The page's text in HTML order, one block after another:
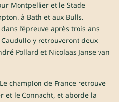
Montpellier et le Stade
à Bath et aux Bulls,
l’épreuve après trois ans
Caudullo y retrouveront deux
Pollard et Nicolaas Janse van
champion de France retrouve
et le Connacht, et aborde la